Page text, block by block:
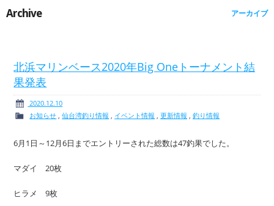
ボート免許
サービス案内
Archive アーカイブ
北浜マリンベース2020年Big Oneトーナメント結
果発表
2020.12.10
お知らせ ,仙台湾釣り情報 イベント情報 ,更新情報 ,釣り情報
6月1日～12月6日までエントリーされた総数は47釣果でした。
マダイ 20枚
ヒラメ 9枚